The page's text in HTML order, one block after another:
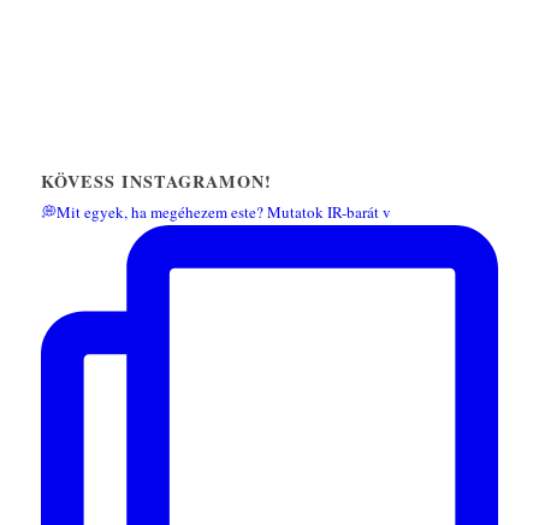
KÖVESS INSTAGRAMON!
💭Mit egyek, ha megéhezem este? Mutatok IR-barát v